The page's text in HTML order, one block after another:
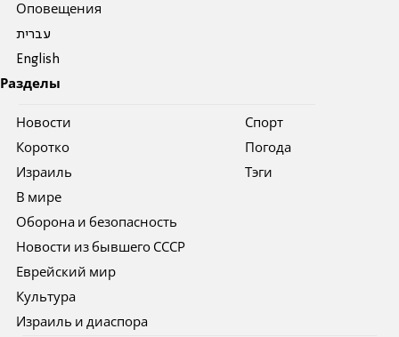
Оповещения
עברית
English
Разделы
Новости
Коротко
Израиль
В мире
Оборона и безопасность
Новости из бывшего СССР
Еврейский мир
Культура
Израиль и диаспора
Спорт
Погода
Тэги